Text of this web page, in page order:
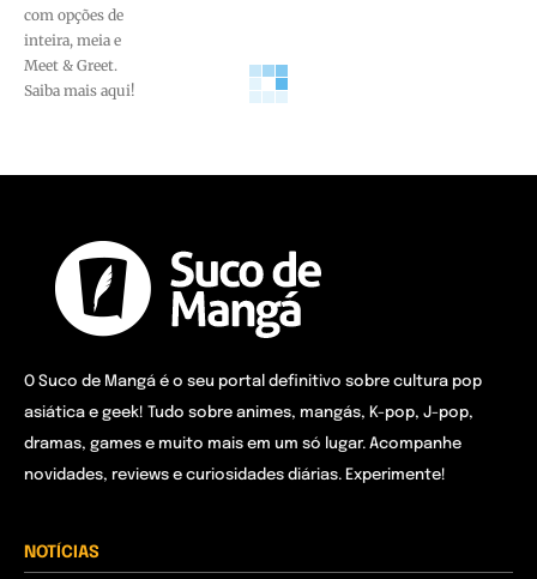
com opções de
inteira, meia e
Meet & Greet.
Saiba mais aqui!
O Suco de Mangá é o seu portal definitivo sobre cultura pop
asiática e geek! Tudo sobre animes, mangás, K-pop, J-pop,
dramas, games e muito mais em um só lugar. Acompanhe
novidades, reviews e curiosidades diárias. Experimente!
NOTÍCIAS